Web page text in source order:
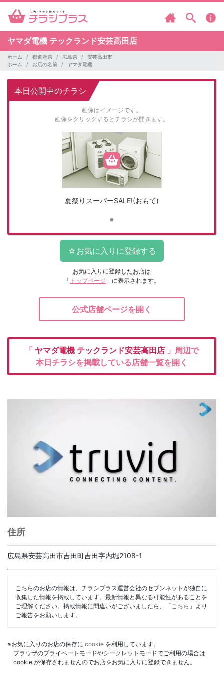
ヤマダ電機 テックランド安芸高田店
ホーム 都道府県 広島県
安芸高田市
ホーム
お店の名前 ヤマダ電機
本日公開中のチラシ
画像はイメージです。
画像をクリックするとチラシが開きます。
夏祭りスーパーSALE!(おもて)
お気に入りに登録したお店は
「 トップページ 」に表示されます。
公式店舗ページを開く
「 ヤマダ電機 テックランド安芸高田店 」周辺で
本日チラシを掲載している店舗一覧を開く
住所
広島県安芸高田市吉田町吉田字内堀2108-1
こちらのお店の情報は、チラシプラス運営会社のセブンネットが独自に
収集した情報を掲載しています。最新情報と異なる可能性があることを
ご理解ください。掲載情報に間違いがございましたら、「 こちら 」より
ご報告をお願いします。
※お気に入りのお店の保存に cookie を利用しています。
ブラウザのプライベートモードやシークレットモードでご利用の場合は
cookie が保存されませんのでお店をお気に入りに登録できません。